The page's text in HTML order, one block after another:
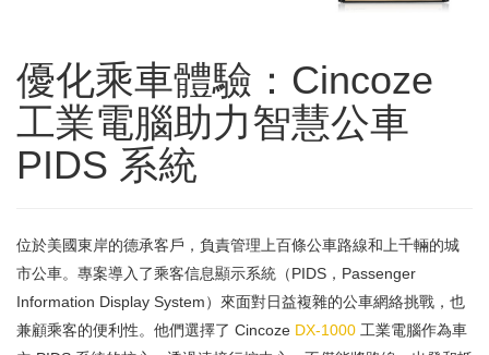
優化乘車體驗：Cincoze
工業電腦助力智慧公車
PIDS 系統
位於美國東岸的德承客戶，負責管理上百條公車路線和上千輛的城
市公車。專案導入了乘客信息顯示系統（PIDS，Passenger
Information Display System）來面對日益複雜的公車網絡挑戰，也
兼顧乘客的便利性。他們選擇了 Cincoze DX-1000 工業電腦作為車